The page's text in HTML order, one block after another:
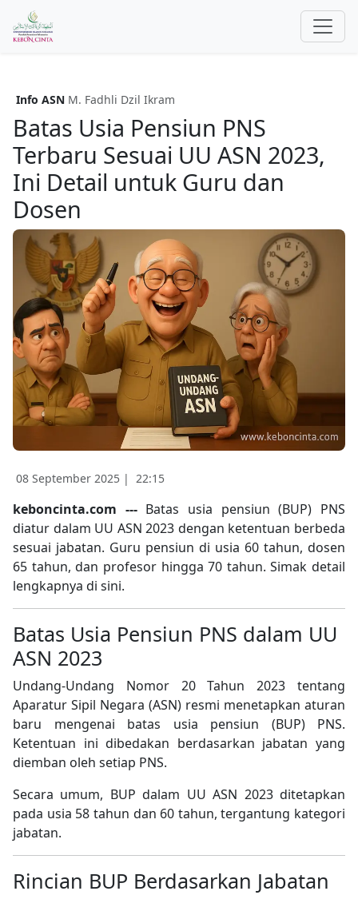
Info ASN M. Fadhli Dzil Ikram
Batas Usia Pensiun PNS
Terbaru Sesuai UU ASN 2023,
Ini Detail untuk Guru dan
Dosen
08 September 2025 | 22:15
keboncinta.com ---Batas usia pensiun (BUP) PNS
diatur dalam UU ASN 2023 dengan ketentuan berbeda
sesuai jabatan. Guru pensiun di usia 60 tahun, dosen
65 tahun, dan profesor hingga 70 tahun. Simak detail
lengkapnya di sini.
Batas Usia Pensiun PNS dalam UU
ASN 2023
Undang-Undang Nomor 20 Tahun 2023 tentang
Aparatur Sipil Negara (ASN) resmi menetapkan aturan
baru mengenai batas usia pensiun (BUP) PNS.
Ketentuan ini dibedakan berdasarkan jabatan yang
diemban oleh setiap PNS.
Secara umum, BUP dalam UU ASN 2023 ditetapkan
pada usia 58 tahun dan 60 tahun, tergantung kategori
jabatan.
Rincian BUP Berdasarkan Jabatan